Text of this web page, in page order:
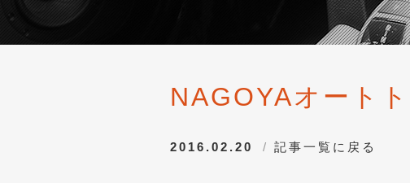
NAGOYAオート
2016.02.20 記事一覧に戻る